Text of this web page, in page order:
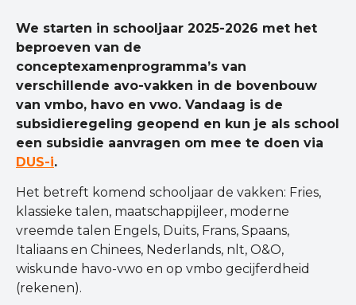
We starten in schooljaar 2025-2026 met het
beproeven van de
conceptexamenprogramma’s van
verschillende avo-vakken in de bovenbouw
van vmbo, havo en vwo. Vandaag is de
subsidieregeling geopend en kun je als school
een subsidie aanvragen om mee te doen via
DUS-i.
Het betreft komend schooljaar de vakken: Fries,
klassieke talen, maatschappijleer, moderne
vreemde talen Engels, Duits, Frans, Spaans,
Italiaans en Chinees, Nederlands, nlt, O&O,
wiskunde havo-vwo en op vmbo gecijferdheid
(rekenen).